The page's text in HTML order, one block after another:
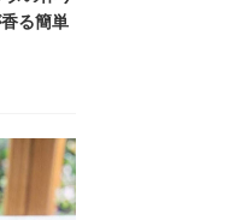
る簡単